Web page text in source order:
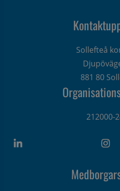
Sollefteå
881 80
212000-